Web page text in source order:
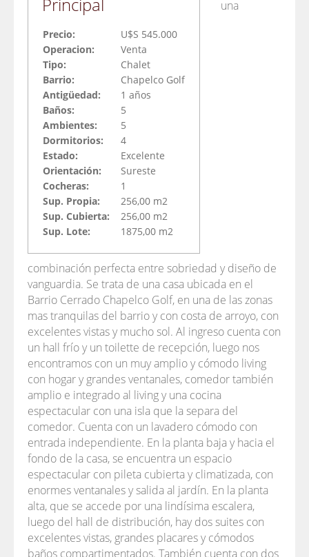
Precio:
U$S 545.000
Operacion:
Venta
Tipo:
Chalet
Barrio:
Chapelco Golf
Antigüedad:
1 años
Baños:
5
Ambientes:
5
Dormitorios:
4
Estado:
Excelente
Orientación:
Sureste
Cocheras:
1
Sup. Propia:
256,00 m2
Sup. Cubierta:
256,00 m2
Sup. Lote:
1875,00 m2
una
combinación perfecta entre sobriedad y diseño de
vanguardia. Se trata de una casa ubicada en el
Barrio Cerrado Chapelco Golf, en una de las zonas
mas tranquilas del barrio y con costa de arroyo, con
excelentes vistas y mucho sol. Al ingreso cuenta con
un hall frío y un toilette de recepción, luego nos
encontramos con un muy amplio y cómodo living
con hogar y grandes ventanales, comedor también
amplio e integrado al living y una cocina
espectacular con una isla que la separa del
comedor. Cuenta con un lavadero cómodo con
entrada independiente. En la planta baja y hacia el
fondo de la casa, se encuentra un espacio
espectacular con pileta cubierta y climatizada, con
enormes ventanales y salida al jardín. En la planta
alta, que se accede por una lindísima escalera,
luego del hall de distribución, hay dos suites con
excelentes vistas, grandes placares y cómodos
baños compartimentados. También cuenta con dos